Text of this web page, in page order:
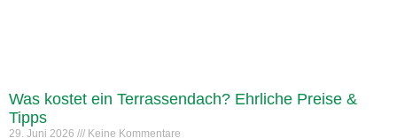
Was kostet ein Terrassendach? Ehrliche Preise &
Tipps
29. Juni 2026 Keine Kommentare